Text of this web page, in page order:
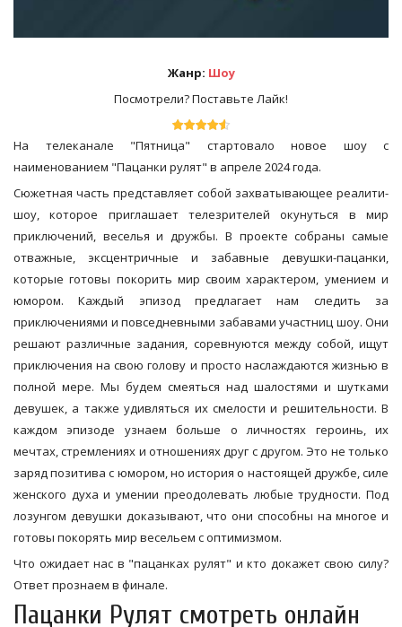
Жанр: Шоу
Посмотрели? Поставьте Лайк!
На телеканале "Пятница" стартовало новое шоу с
наименованием "Пацанки рулят" в апреле 2024 года.
Сюжетная часть представляет собой захватывающее реалити-
шоу, которое приглашает телезрителей окунуться в мир
приключений, веселья и дружбы. В проекте собраны самые
отважные, эксцентричные и забавные девушки-пацанки,
которые готовы покорить мир своим характером, умением и
юмором. Каждый эпизод предлагает нам следить за
приключениями и повседневными забавами участниц шоу. Они
решают различные задания, соревнуются между собой, ищут
приключения на свою голову и просто наслаждаются жизнью в
полной мере. Мы будем смеяться над шалостями и шутками
девушек, а также удивляться их смелости и решительности. В
каждом эпизоде узнаем больше о личностях героинь, их
мечтах, стремлениях и отношениях друг с другом. Это не только
заряд позитива с юмором, но история о настоящей дружбе, силе
женского духа и умении преодолевать любые трудности. Под
лозунгом девушки доказывают, что они способны на многое и
готовы покорять мир весельем с оптимизмом.
Что ожидает нас в "пацанках рулят" и кто докажет свою силу?
Ответ прознаем в финале.
Пацанки Рулят смотреть онлайн